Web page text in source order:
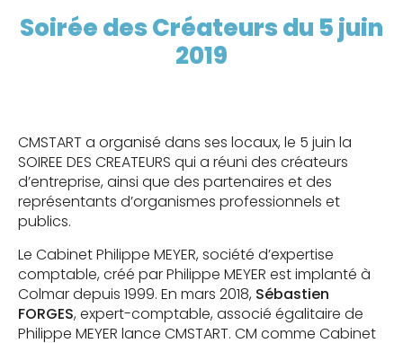
Soirée des Créateurs du 5 juin
2019
CMSTART a organisé dans ses locaux, le 5 juin la
SOIREE DES CREATEURS qui a réuni des créateurs
d’entreprise, ainsi que des partenaires et des
représentants d’organismes professionnels et
publics.
Le Cabinet Philippe MEYER, société d’expertise
comptable, créé par Philippe MEYER est implanté à
Colmar depuis 1999. En mars 2018, Sébastien
FORGES, expert-comptable, associé égalitaire de
Philippe MEYER lance CMSTART. CM comme Cabinet